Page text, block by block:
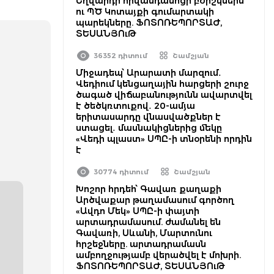
ու ՊԾ Կոտայքի գումարտակի
պարեկները. ՖՈՏՈՌԵՊՈՐՏԱԺ,
ՏԵՍԱՆՅՈւԹ
36352 դիտում Շամշյան
Միջադեպ՝ Արարատի մարզում․
Վեդիում կենցաղային հարցերի շուրջ
ծագած վիճաբանությունն ավարտվել
է ծեծկռտուքով․ 20-ամյա
երիտասարդը վնասվածքներ է
ստացել․ մասնակիցներից մեկը
«Վեդի պլաստ» ՍՊԸ-ի տնօրենի որդին
է
30774 դիտում Շամշյան
Խոշոր հրդեհ՝ Գավառ քաղաքի
Արծվաքար թաղամասում գործող
«Ավդո Մեկ» ՍՊԸ-ի փայտի
արտադրամասում. ժամանել են
Գավառի, Սևանի, Մարտունու
հրշեջները. արտադրամասն
ամբողջությամբ վերածվել է մոխրի.
ՖՈՏՈՌԵՊՈՐՏԱԺ, ՏԵՍԱՆՅՈւԹ